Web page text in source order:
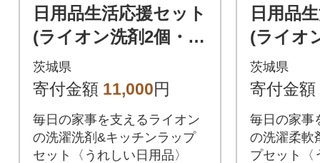
日用品生活応援セット
(ライオン洗剤2個・キ
ッチニスタラップ2
本)
茨城県
寄付金額 11,000円
毎日の家事を支えるライオン
の洗濯洗剤&キッチンラップ
セット〈うれしい日用品〉
日用品
(ライオ
クレラ
茨城県
寄付金額
毎日の家事
の洗濯柔軟
プセット〈